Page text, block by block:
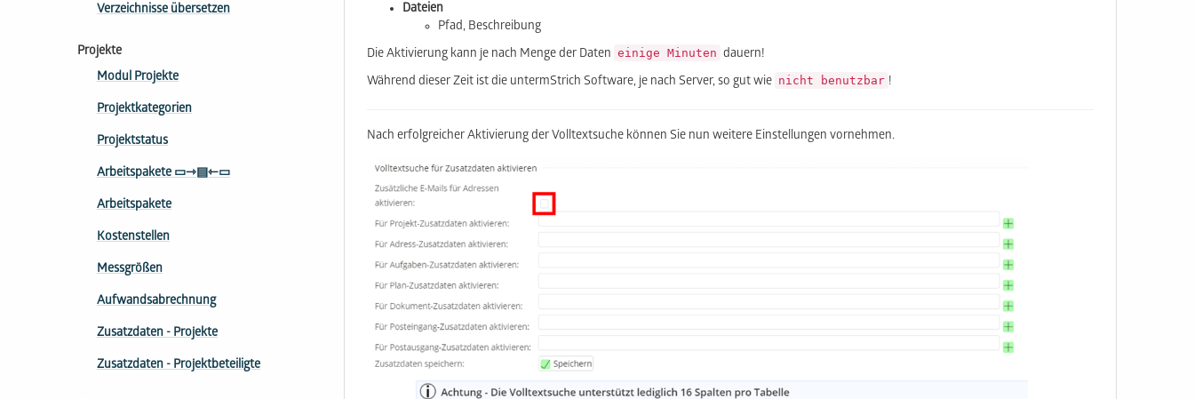
Verzeichnisse übersetzen
Projekte
Modul Projekte
Projektkategorien
Projektstatus
Arbeitspakete ▭⇾▤⇽▭
Arbeitspakete
Kostenstellen
Messgrößen
Aufwandsabrechnung
Zusatzdaten - Projekte
Zusatzdaten - Projektbeteiligte
Dateien
Pfad, Beschreibung
Die Aktivierung kann je nach Menge der Daten einige Minuten dauern!
Während dieser Zeit ist die untermStrich Software, je nach Server, so gut wie nicht benutzbar !
Nach erfolgreicher Aktivierung der Volltextsuche können Sie nun weitere Einstellungen vornehmen.